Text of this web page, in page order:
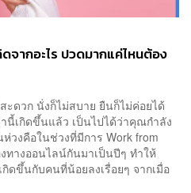
ากอะไร ปวดมากแค่ไหนต้อง
ะดวก นั่งก็ไม่สบาย ยืนก็ไม่ค่อยได้
นี้เกิดขึ้นแล้ว เป็นไปได้ว่าคุณกำลัง
งคือในช่วงที่มีการ Work from
ทางออนไลน์กันมาเป็นปีๆ ทำให้
ดขึ้นกับคนที่น้อยลงเรื่อยๆ จากเมื่อ